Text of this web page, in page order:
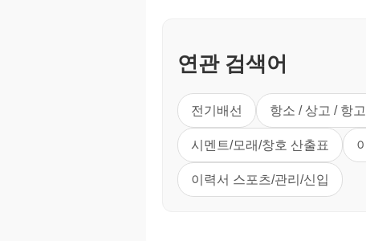
연관 검색어
전기배선 항소 / 상고 / 항
시멘트/모래/창호 산출표
이력서 스포츠/관리/신입